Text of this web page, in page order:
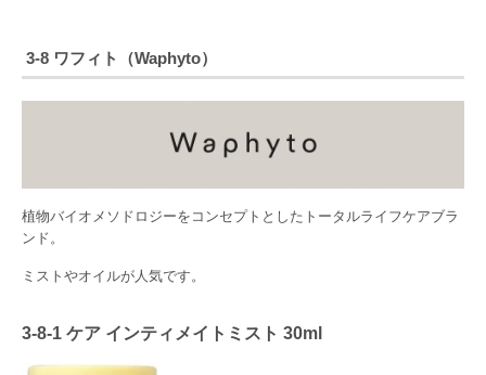
3-8 ワフィト（Waphyto）
植物バイオメソドロジーをコンセプトとしたトータルライフケアブラ
ンド。
ミストやオイルが人気です。
3-8-1 ケア インティメイトミスト 30ml